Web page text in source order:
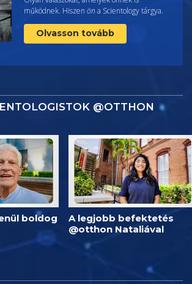
működnek. Hiszen ön a Scientology tárgya.
Olvasson tovább
@OTTHON
boldog
A legjobb befektetés
@otthon Nataliával